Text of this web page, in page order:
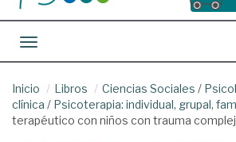
Toggle navigation
Inicio Libros Ciencias Sociales /
clínica / Psicoterapia: individual, grupal,
terapéutico con niños con trauma